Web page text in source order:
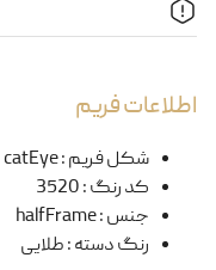
اطلاعات فریم
شکل فریم:
catEye
کد رنگ:
3520
جنس:
halfFrame
رنگ دسته:طلایی